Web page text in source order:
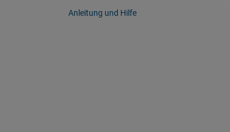
Anleitung und Hilfe